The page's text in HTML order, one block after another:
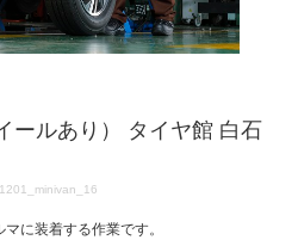
ールあり） タイヤ館 白石
に装着する作業です。